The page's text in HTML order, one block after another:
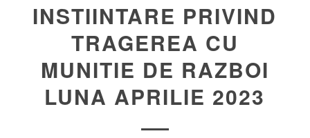
INSTIINTARE PRIVIND
TRAGEREA CU
MUNITIE DE RAZBOI
LUNA APRILIE 2023